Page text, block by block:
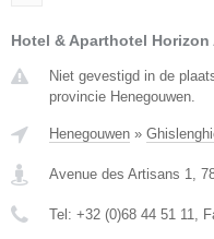
Hotel & Aparthotel
Niet gevestigd in de
provincie Henegouwen.
Henegouwen »
Avenue des Artisans 1,
Tel: +32 (0)68 44 51 11,